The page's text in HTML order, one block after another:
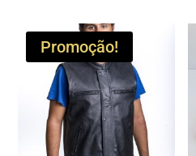
Promoção!